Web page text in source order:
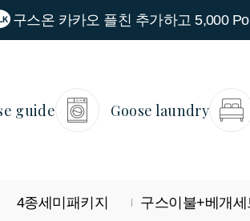
구스온 카카오 플친 추가하고 5,000
guide Goose laundry
4종세미패키지 구스이불+베개세